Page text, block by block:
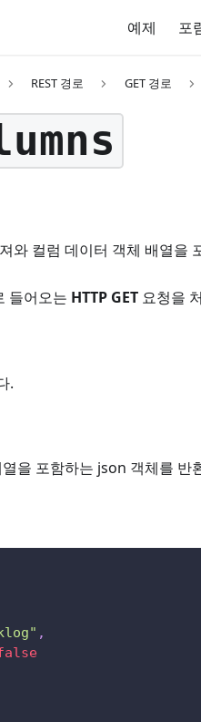
예제 포
REST 경로 GET 경로
와 컬럼 데이터 객체 배열을
들어오는 HTTP GET 요청을
.
을 포함하는 json 객체를 반
,